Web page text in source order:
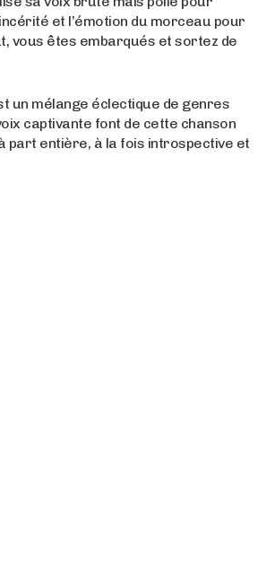
et l’émotion du morceau pour
vous êtes embarqués et sortez de
un mélange éclectique de genres
captivante font de cette chanson
part entière, à la fois introspective et